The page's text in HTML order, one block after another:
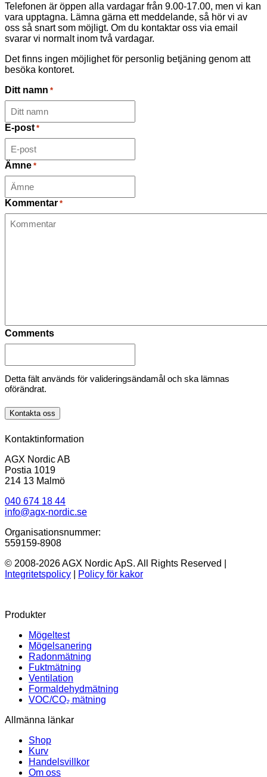
Telefonen är öppen alla vardagar från 9.00-17.00, men vi kan
vara upptagna. Lämna gärna ett meddelande, så hör vi av
oss så snart som möjligt. Om du kontaktar oss via email
svarar vi normalt inom två vardagar.
Det finns ingen möjlighet för personlig betjäning genom att
besöka kontoret.
Ditt namn *
E-post *
Ämne *
Kommentar *
Comments
Detta fält används för valideringsändamål och ska lämnas
oförändrat.
Kontakta oss
Kontaktinformation
AGX Nordic AB
Postia 1019
214 13 Malmö
040 674 18 44
info@agx-nordic.se
Organisationsnummer:
559159-8908
© 2008-2026 AGX Nordic ApS. All Rights Reserved |
Integritetspolicy
Policy för kakor
Produkter
Mögeltest
Mögelsanering
Radonmätning
Fuktmätning
Ventilation
Formaldehydmätning
VOC/CO₂ mätning
Allmänna länkar
Shop
Kurv
Handelsvillkor
Om oss